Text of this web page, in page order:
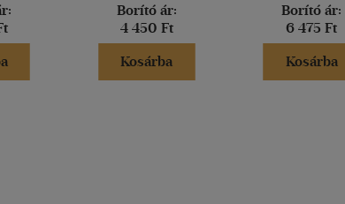
Borító ár:
4 450 Ft
Kosárba
Borító ár:
6 475 Ft
Kosárba